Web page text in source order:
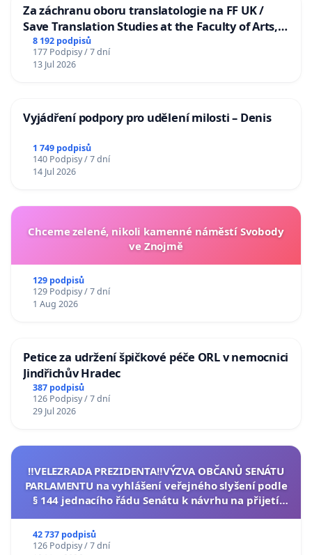
Za záchranu oboru translatologie na FF UK /
Save Translation Studies at the Faculty of Arts,
Charles University
8 192 podpisů
177 Podpisy / 7 dní
13 Jul 2026
Vyjádření podpory pro udělení milosti – Denis
1 749 podpisů
140 Podpisy / 7 dní
14 Jul 2026
Chceme zelené, nikoli kamenné náměstí Svobody
ve Znojmě
129 podpisů
129 Podpisy / 7 dní
1 Aug 2026
Petice za udržení špičkové péče ORL v nemocnici
Jindřichův Hradec
387 podpisů
126 Podpisy / 7 dní
29 Jul 2026
‼️VELEZRADA PREZIDENTA‼️VÝZVA OBČANŮ SENÁTU
PARLAMENTU na vyhlášení veřejného slyšení podle
§ 144 jednacího řádu Senátu k návrhu na přijetí
42 737 podpisů
126 Podpisy / 7 dní